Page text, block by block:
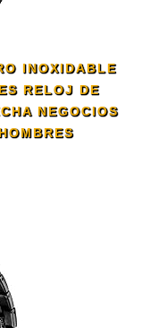
INOXIDABLE
RELOJ DE
NEGOCIOS